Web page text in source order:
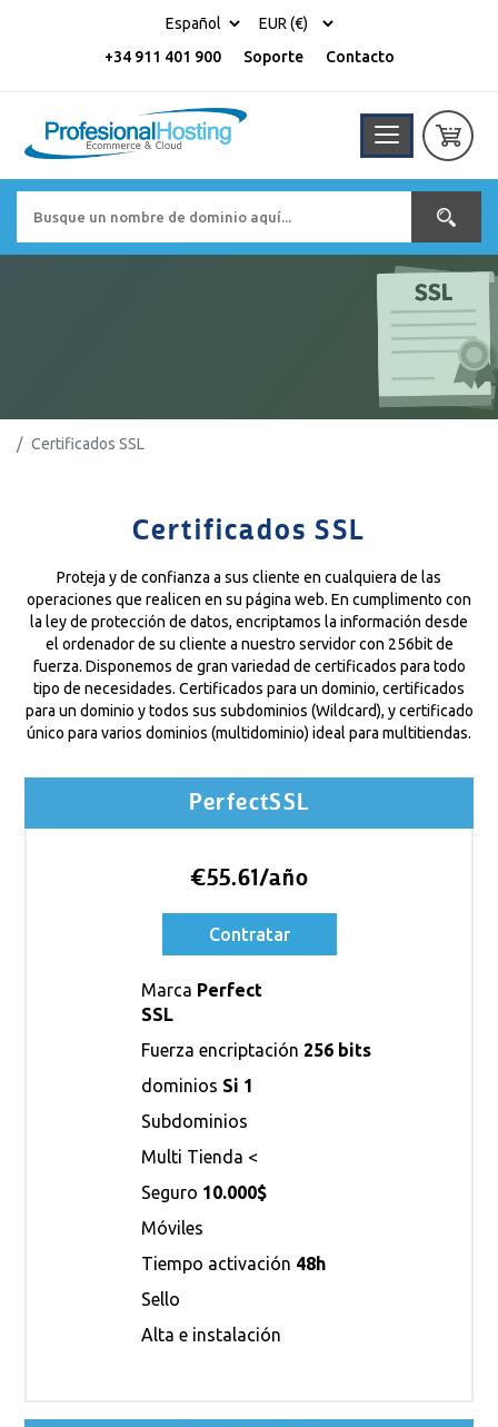
+34 911 401 900 Soporte Contacto
Certificados SSL
Certificados SSL
Proteja y de confianza a sus cliente en cualquiera de las
operaciones que realicen en su página web. En cumplimento con
la ley de protección de datos, encriptamos la información desde
el ordenador de su cliente a nuestro servidor con 256bit de
fuerza. Disponemos de gran variedad de certificados para todo
tipo de necesidades. Certificados para un dominio, certificados
para un dominio y todos sus subdominios (Wildcard), y certificado
único para varios dominios (multidominio) ideal para multitiendas.
PerfectSSL
€55.61/año
Contratar
Marca Perfect
SSL
Fuerza encriptación 256 bits
dominios Si 1
Subdominios
Multi Tienda <
Seguro 10.000$
Móviles
Tiempo activación 48h
Sello
Alta e instalación